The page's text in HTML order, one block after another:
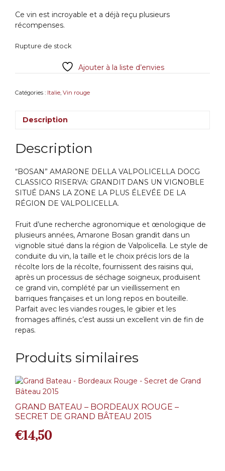
Ce vin est incroyable et a déjà reçu plusieurs
récompenses.
Rupture de stock
Ajouter à la liste d’envies
Catégories : Italie, Vin rouge
Description
Description
“BOSAN” AMARONE DELLA VALPOLICELLA DOCG
CLASSICO RISERVA: GRANDIT DANS UN VIGNOBLE
SITUÉ DANS LA ZONE LA PLUS ÉLEVÉE DE LA
RÉGION DE VALPOLICELLA.
Fruit d’une recherche agronomique et œnologique de
plusieurs années, Amarone Bosan grandit dans un
vignoble situé dans la région de Valpolicella. Le style de
conduite du vin, la taille et le choix précis lors de la
récolte lors de la récolte, fournissent des raisins qui,
après un processus de séchage soigneux, produisent
ce grand vin, complété par un vieillissement en
barriques françaises et un long repos en bouteille.
Parfait avec les viandes rouges, le gibier et les
fromages affinés, c’est aussi un excellent vin de fin de
repas.
Produits similaires
GRAND BATEAU – BORDEAUX ROUGE –
SECRET DE GRAND BÂTEAU 2015
€14,50